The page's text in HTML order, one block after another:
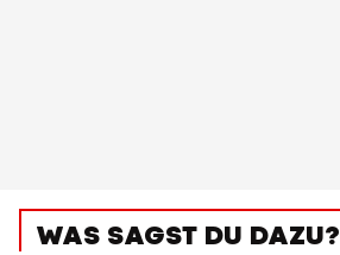
WAS SAGST DU DAZU?